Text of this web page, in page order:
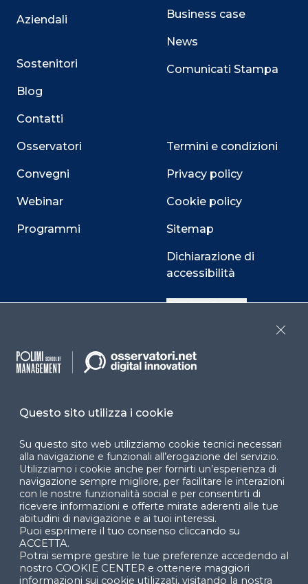
Aziendali
Sostenitori
Blog
Contatti
Osservatori
Convegni
Webinar
Programmi
Business case
News
Comunicati Stampa
Termini e condizioni
Privacy policy
Cookie policy
Sitemap
Dichiarazione di
accessibilità
Cookie Center
Facebook LinkedIn
© 2024 Copyright © Politecnico di Milano Dipartimento
di Ingegneria Gestionale
Questo sito utilizza i cookie
Su questo sito web utilizziamo cookie tecnici necessari
alla navigazione e funzionali all’erogazione del servizio.
Utilizziamo i cookie anche per fornirti un’esperienza di
navigazione sempre migliore, per facilitare le interazioni
con le nostre funzionalità social e per consentirti di
ricevere informazioni e offerte mirate aderenti alle tue
abitudini di navigazione e ai tuoi interessi.
Puoi esprimere il tuo consenso cliccando su
ACCETTA.
Potrai sempre gestire le tue preferenze accedendo al
nostro COOKIE CENTER e ottenere maggiori
informazioni sui cookie utilizzati, visitando la nostra